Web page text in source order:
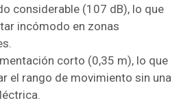
considerable (107 dB), lo que
incómodo en zonas
corto (0,35 m), lo que
el rango de movimiento sin una